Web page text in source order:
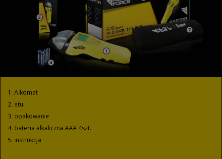
1. Alkomat
2. etui
3. opakowanie
4. bateria alkaliczna AAA 4szt.
5. instrukcja